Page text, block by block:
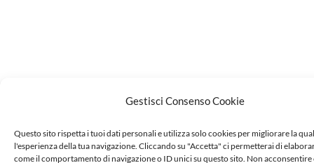
Gestisci Consenso Cookie
Questo sito rispetta i tuoi dati personali e utilizza solo cookies per migliorare la
l'esperienza della tua navigazione. Cliccando su "Accetta" ci permetterai di
come il comportamento di navigazione o ID unici su questo sito. Non